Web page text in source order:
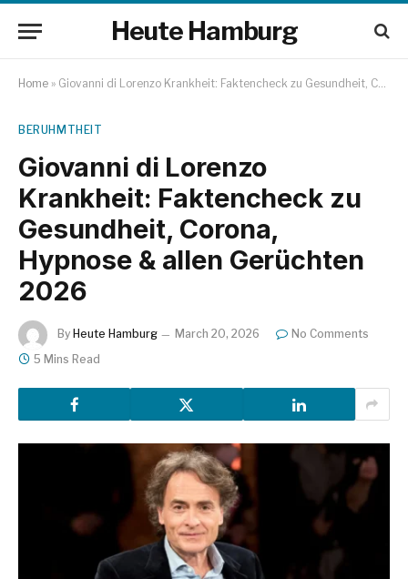
Heute Hamburg
Home » Giovanni di Lorenzo Krankheit: Faktencheck zu Gesundheit, Corona, Hypnose & allen Gerüchten 2026
BERUHMTHEIT
Giovanni di Lorenzo
Krankheit: Faktencheck zu
Gesundheit, Corona,
Hypnose & allen Gerüchten
2026
By Heute Hamburg March 20, 2026
No Comments
5 Mins Read